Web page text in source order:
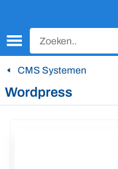
CMS Systemen
Wordpress